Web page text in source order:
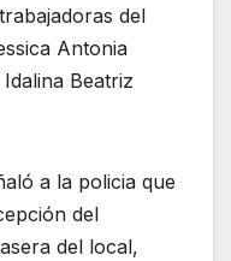
del
Antonia
Beatriz
a la policia que
del
del local,